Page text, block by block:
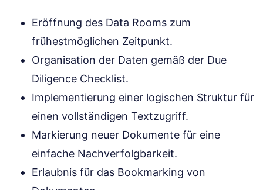
Eröffnung des Data Rooms zum
frühestmöglichen Zeitpunkt.
Organisation der Daten gemäß der Due
Diligence Checklist.
Implementierung einer logischen Struktur für
einen vollständigen Textzugriff.
Markierung neuer Dokumente für eine
einfache Nachverfolgbarkeit.
Erlaubnis für das Bookmarking von